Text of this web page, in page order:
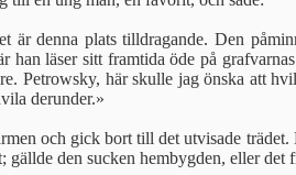
är denna plats tilldragande. Den
han läser sitt framtida öde på
Petrowsky, här skulle jag önska att
derunder.»
och gick bort till det utvisade
gällde den sucken hembygden, eller